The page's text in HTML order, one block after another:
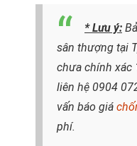
* Lưu ý:
sân thượng tại
chưa chính xác
liên hệ 0904
vấn báo giá
phí.